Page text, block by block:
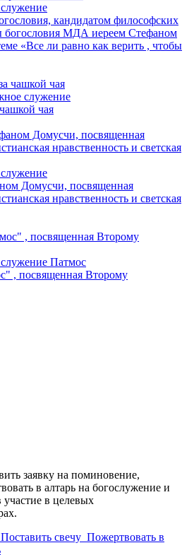
кандидатом философских
богословия МДА иереем Стефаном
«Все ли равно как верить , чтобы
служение
чая
Домусчи, посвященная
нравственность и светская
Патмос
, посвященная Второму
заявку на поминовение,
в алтарь на богослужение и
в целевых
Поставить свечу Пожертвовать в